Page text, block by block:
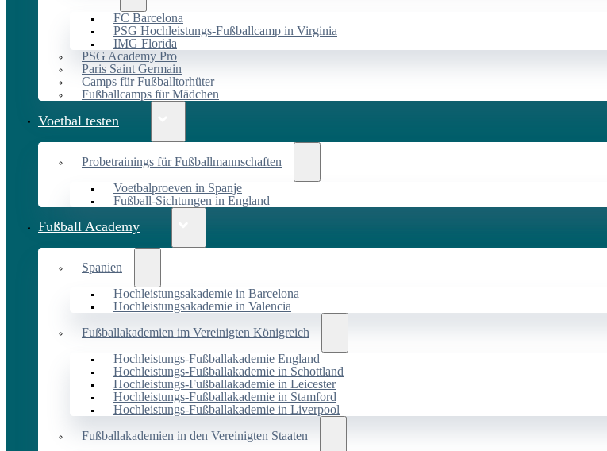
FC Barcelona
PSG Hochleistungs-Fußballcamp in Virginia
IMG Florida
PSG Academy Pro
Paris Saint Germain
Camps für Fußballtorhüter
Fußballcamps für Mädchen
Voetbal testen
Probetrainings für Fußballmannschaften
Voetbalproeven in Spanje
Fußball-Sichtungen in England
Fußball Academy
Spanien
Hochleistungsakademie in Barcelona
Hochleistungsakademie in Valencia
Fußballakademien im Vereinigten Königreich
Hochleistungs-Fußballakademie England
Hochleistungs-Fußballakademie in Schottland
Hochleistungs-Fußballakademie in Leicester
Hochleistungs-Fußballakademie in Stamford
Hochleistungs-Fußballakademie in Liverpool
Fußballakademien in den Vereinigten Staaten